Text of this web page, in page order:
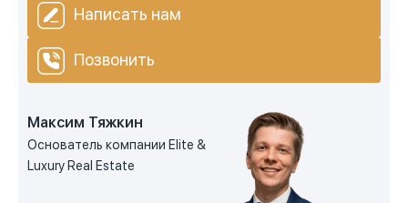
Написать нам
Позвонить
Максим Тяжкин
Основатель компании Elite &
Luxury Real Estate